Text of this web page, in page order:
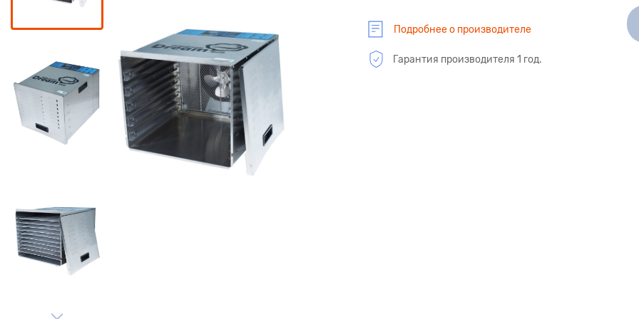
Подробнее о производителе
Гарантия производителя 1 год.